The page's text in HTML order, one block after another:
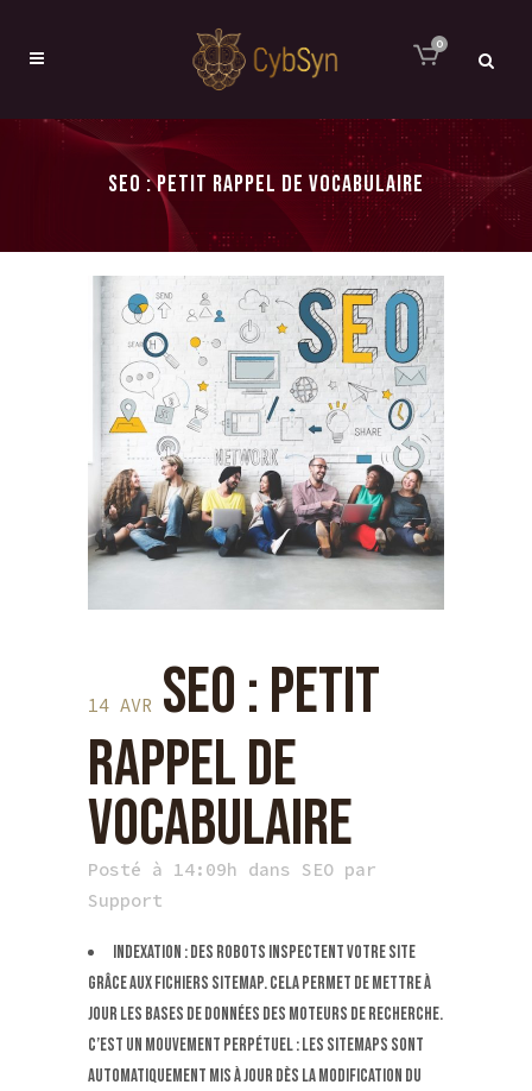
0
SEO : PETIT RAPPEL DE VOCABULAIRE
14 AVR SEO : PETIT
RAPPEL DE
VOCABULAIRE
Posté à 14:09h dans SEO par
Support
Indexation : des robots inspectent votre site
grâce aux fichiers Sitemap. Cela permet de mettre à
jour les bases de données des moteurs de recherche.
C’est un mouvement perpétuel : les Sitemaps sont
automatiquement mis à jour dès la modification du